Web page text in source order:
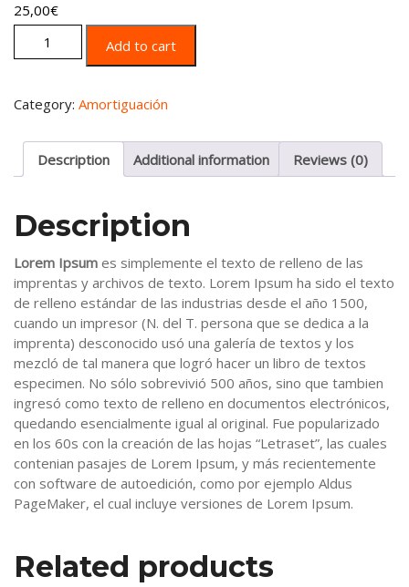
25,00€
Amortiguador quantity
Add to cart
Category: Amortiguación
Description Additional information Reviews (0)
Description
Lorem Ipsum es simplemente el texto de relleno de las
imprentas y archivos de texto. Lorem Ipsum ha sido el texto
de relleno estándar de las industrias desde el año 1500,
cuando un impresor (N. del T. persona que se dedica a la
imprenta) desconocido usó una galería de textos y los
mezcló de tal manera que logró hacer un libro de textos
especimen. No sólo sobrevivió 500 años, sino que tambien
ingresó como texto de relleno en documentos electrónicos,
quedando esencialmente igual al original. Fue popularizado
en los 60s con la creación de las hojas “Letraset”, las cuales
contenian pasajes de Lorem Ipsum, y más recientemente
con software de autoedición, como por ejemplo Aldus
PageMaker, el cual incluye versiones de Lorem Ipsum.
Related products